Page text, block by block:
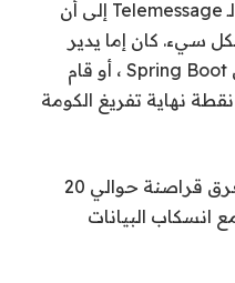
يشير استغلال Hacker السريع لـ Telemessage إلى أن
سيء. كان إما يدير
نسخة عمرها ثماني سنوات من Spring Boot ، أو قام
نهاية تفريغ الكومة
هذا هو السبب في أن الأمر استغرق قراصنة حوالي 20
انسكاب البيانات